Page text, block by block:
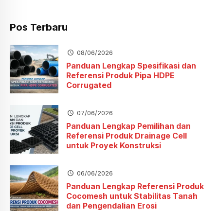
Pos Terbaru
08/06/2026
Panduan Lengkap Spesifikasi dan
Referensi Produk Pipa HDPE
Corrugated
07/06/2026
Panduan Lengkap Pemilihan dan
Referensi Produk Drainage Cell
untuk Proyek Konstruksi
06/06/2026
Panduan Lengkap Referensi Produk
Cocomesh untuk Stabilitas Tanah
dan Pengendalian Erosi